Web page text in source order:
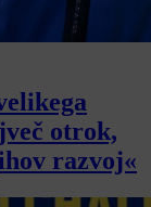
otrok,
razvoj«